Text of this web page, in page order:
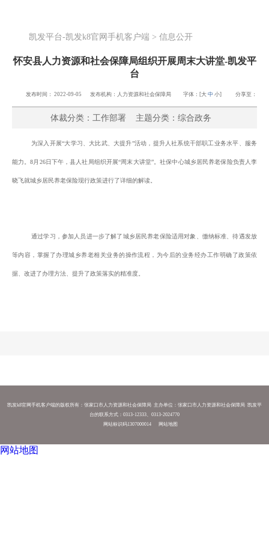
凯发平台-凯发k8官网手机客户端 > 信息公开
怀安县人力资源和社会保障局组织开展周末大讲堂-凯发平
台
发布时间： 2022-09-05 发布机构：人力资源和社会保障局 字体：[大 中 小] 分享至：
体裁分类：工作部署 主题分类：综合政务
为深入开展“大学习、大比武、大提升”活动，提升人社系统干部职工业务水平、服务
能力。8月26日下午，县人社局组织开展“周末大讲堂”。社保中心城乡居民养老保险负责人李
晓飞就城乡居民养老保险现行政策进行了详细的解读
通过学习，参加人员进一步了解了城乡居民养老保险适用对象、缴纳标准、待遇发放
等内容，掌握了办理城乡养老相关业务的操作流程， 为今后的业务经办工作明确了政策依
据、改进了办理方法、提升了政策落实的精准度。
凯发k8官网手机客户端的版权所有：张家口市人力资源和社会保障局 主办单位：张家口市人力资源和社会保障局 凯发平
台的联系方式：0313-12333、0313-2024770
网站标识码1307000014
网站地图
网站地图